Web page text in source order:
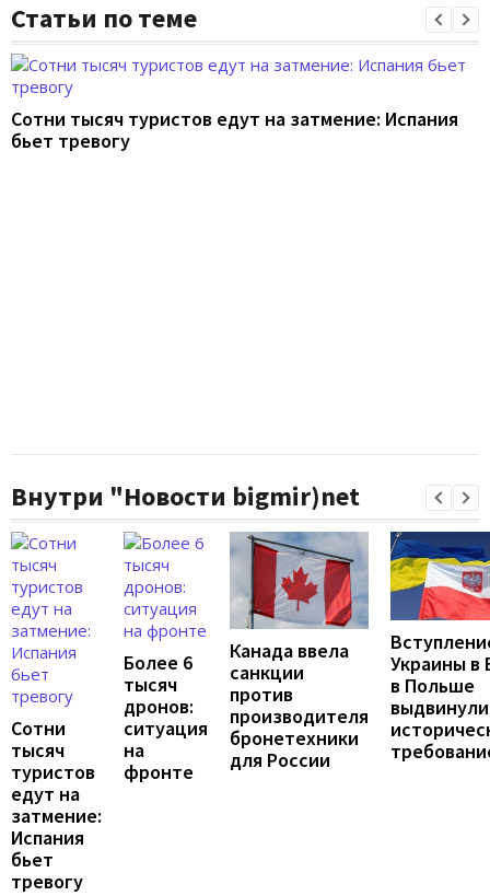
Статьи по теме
Сотни тысяч туристов едут на затмение: Испания
бьет тревогу
Внутри "Новости bigmir)net
Сотни
тысяч
туристов
едут на
затмение:
Испания
бьет
тревогу
Более 6
тысяч
дронов:
ситуация
на
фронте
Канада ввела
санкции
против
производителя
бронетехники
для России
Украины в
в Польше
выдвинули